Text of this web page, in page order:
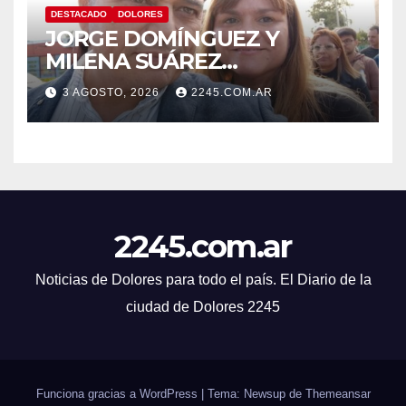
DESTACADO DOLORES
JORGE DOMÍNGUEZ Y
MILENA SUÁREZ
INTENSIFICAN LA AGENDA
OPOSITORA EN DOLORES
CON UNA SERIE DE
3 AGOSTO, 2026 2245.COM.AR
2245.com.ar
Noticias de Dolores para todo el país. El Diario de la
ciudad de Dolores 2245
Funciona gracias a WordPress | Tema: Newsup de Themeansar